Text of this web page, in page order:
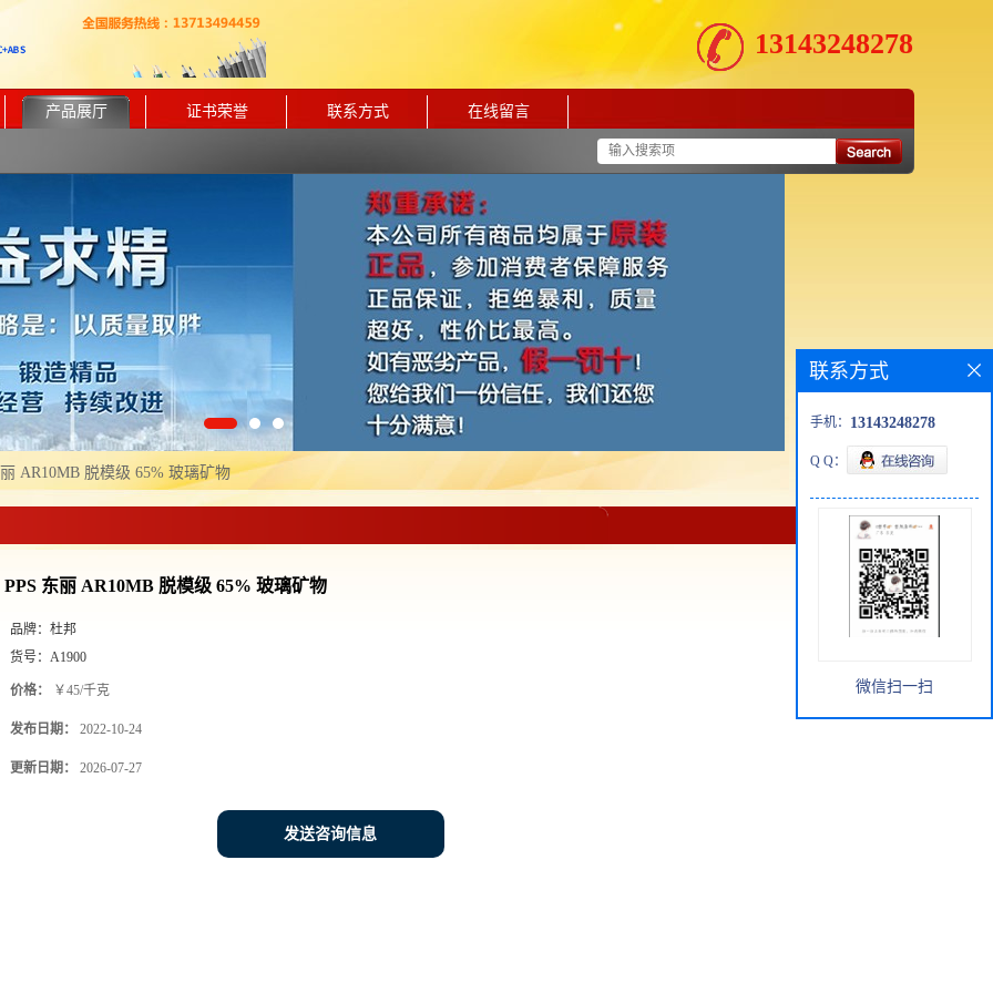
13143248278
产品展厅 证书荣誉 联系方式 在线留言
AR10MB 脱模级 65% 玻璃矿物
PPS 东丽 AR10MB 脱模级 65% 玻璃矿物
品牌： 杜邦
货号： A1900
价格： ￥45/千克
发布日期： 2022-10-24
更新日期： 2026-07-27
发送咨询信息
联系方式
手机： 13143248278
Q Q：
微信扫一扫